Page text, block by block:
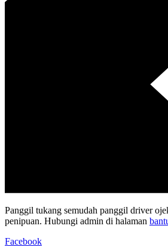
Panggil tukang semudah panggil driver
penipuan. Hubungi admin di halaman
Facebook